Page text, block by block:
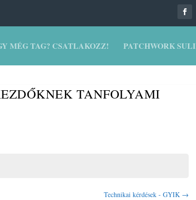
MÉG TAG? CSATLAKOZZ! PATCHWORK SULI
TANFOLYAMI
Technikai kérdések - GYIK